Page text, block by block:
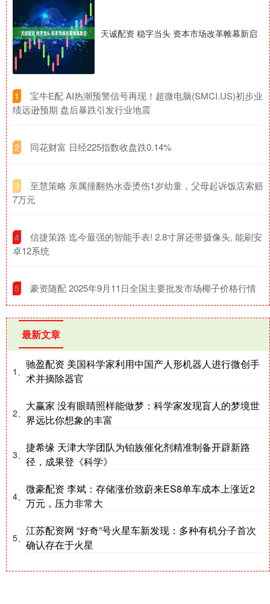
天诚配资 稳字当头 资本市场改革帷幕新启
1
​宝牛E配 AI热潮预警信号再现！超微电脑(SMCI.US)初步业
绩远逊预期 盘后暴跌引发行业地震
2 ​同花财富 日经225指数收盘跌0.14%
3
​至慧策略 亲属撞翻热水壶烫伤1岁幼童，父母起诉饭店索赔
7万元
4
​信捷策路 迄今最强的智能手表! 2.8寸屏还带摄像头, 能刷安
卓12系统
5 ​豪资随配 2025年9月11日全国主要批发市场椰子价格行情
最新文章
1、
驰盈配资 美国科学家利用中国产人形机器人进行微创手
术并摘除器官
2、
大赢家 没有眼睛照样能做梦：科学家发现盲人的梦境世
界远比你想象的丰富
3、
捷希缘 天津大学团队为铂族催化剂精准制备开辟新路
径，成果登《科学》
4、
微豪配资 李斌：存储涨价致蔚来ES8单车成本上涨近2
万元，压力非常大
5、
江苏配资网 “好奇”号火星车新发现：多种有机分子首次
确认存在于火星